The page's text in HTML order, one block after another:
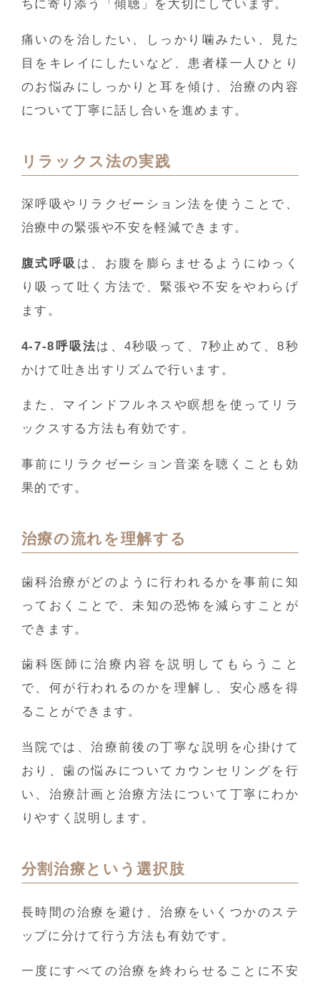
ちに寄り添う「傾聴」を大切にしています。
痛いのを治したい、しっかり噛みたい、見た
目をキレイにしたいなど、患者様一人ひとり
のお悩みにしっかりと耳を傾け、治療の内容
について丁寧に話し合いを進めます。
リラックス法の実践
深呼吸やリラクゼーション法を使うことで、
治療中の緊張や不安を軽減できます。
腹式呼吸 は、お腹を膨らませるようにゆっく
り吸って吐く方法で、緊張や不安をやわらげ
ます。
4-7-8呼吸法は、4秒吸って、7秒止めて、8秒
かけて吐き出すリズムで行います。
また、マインドフルネスや瞑想を使ってリラ
ックスする方法も有効です。
事前にリラクゼーション音楽を聴くことも効
果的です。
治療の流れを理解する
歯科治療がどのように行われるかを事前に知
っておくことで、未知の恐怖を減らすことが
できます。
歯科医師に治療内容を説明してもらうこと
で、何が行われるのかを理解し、安心感を得
ることができます。
当院では、治療前後の丁寧な説明を心掛けて
おり、歯の悩みについてカウンセリングを行
い、治療計画と治療方法について丁寧にわか
りやすく説明します。
分割治療という選択肢
長時間の治療を避け、治療をいくつかのステ
ップに分けて行う方法も有効です。
一度にすべての治療を終わらせることに不安